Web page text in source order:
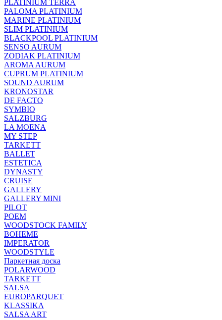
PLATINIUM TERRA
PALOMA PLATINIUM
MARINE PLATINIUM
SLIM PLATINIUM
BLACKPOOL PLATINIUM
SENSO AURUM
ZODIAK PLATINIUM
AROMA AURUM
CUPRUM PLATINIUM
SOUND AURUM
KRONOSTAR
DE FACTO
SYMBIO
SALZBURG
LA MOENA
MY STEP
TARKETT
BALLET
ESTETICA
DYNASTY
CRUISE
GALLERY
GALLERY MINI
PILOT
POEM
WOODSTOCK FAMILY
BOHEME
IMPERATOR
WOODSTYLE
Паркетная доска
POLARWOOD
TARKETT
SALSA
EUROPARQUET
KLASSIKA
SALSA ART